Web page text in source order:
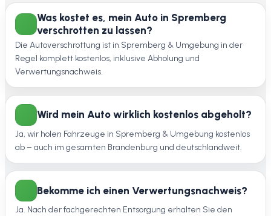
Was kostet es, mein Auto in Spremberg
verschrotten zu lassen?
Die Autoverschrottung ist in Spremberg & Umgebung in der
Regel komplett kostenlos, inklusive Abholung und
Verwertungsnachweis.
Wird mein Auto wirklich kostenlos abgeholt?
Ja, wir holen Fahrzeuge in Spremberg & Umgebung kostenlos
ab – auch im gesamten Brandenburg und deutschlandweit.
Bekomme ich einen Verwertungsnachweis?
Ja. Nach der fachgerechten Entsorgung erhalten Sie den